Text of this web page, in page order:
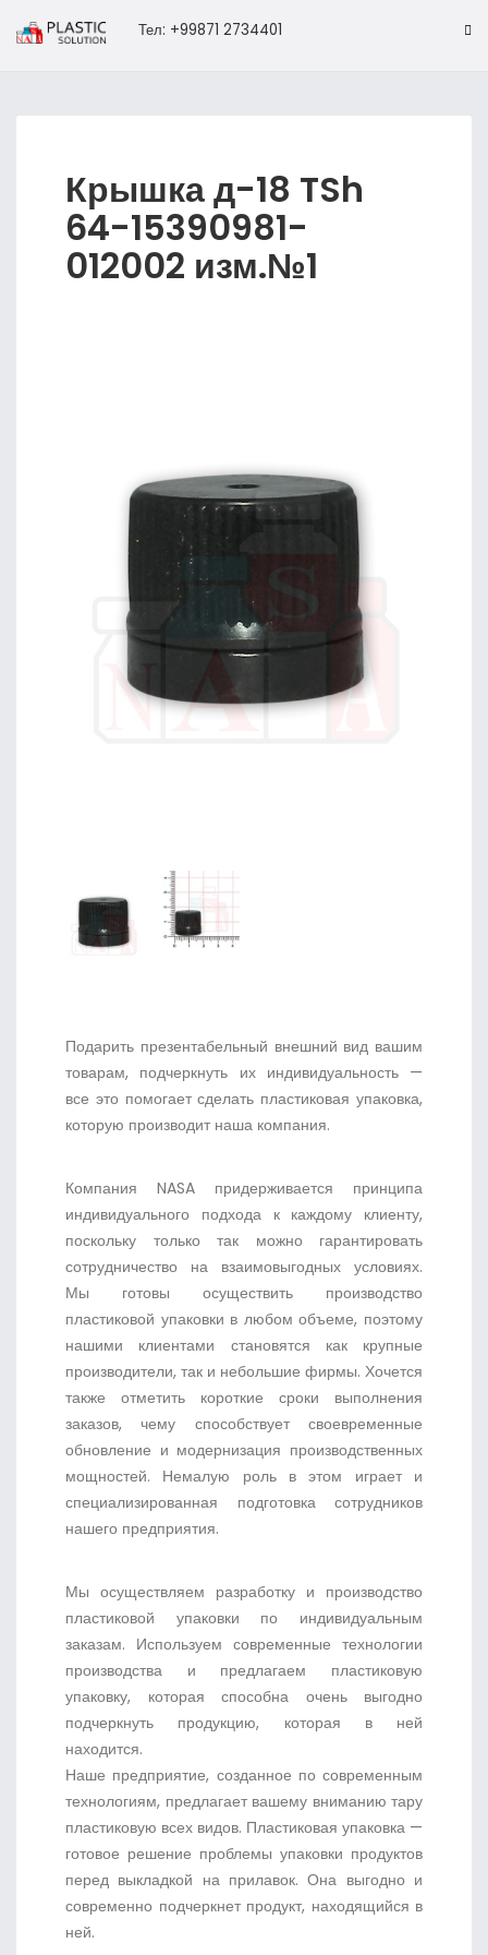
Тел: +99871 2734401
Крышка д-18 TSh
64-15390981-
012002 изм.№1
Подарить презентабельный внешний вид вашим
товарам, подчеркнуть их индивидуальность —
все это помогает сделать пластиковая упаковка,
которую производит наша компания.
Компания NASA придерживается принципа
индивидуального подхода к каждому клиенту,
поскольку только так можно гарантировать
сотрудничество на взаимовыгодных условиях.
Мы готовы осуществить производство
пластиковой упаковки в любом объеме, поэтому
нашими клиентами становятся как крупные
производители, так и небольшие фирмы. Хочется
также отметить короткие сроки выполнения
заказов, чему способствует своевременные
обновление и модернизация производственных
мощностей. Немалую роль в этом играет и
специализированная подготовка сотрудников
нашего предприятия.
Мы осуществляем разработку и производство
пластиковой упаковки по индивидуальным
заказам. Используем современные технологии
производства и предлагаем пластиковую
упаковку, которая способна очень выгодно
подчеркнуть продукцию, которая в ней
находится.
Наше предприятие, созданное по современным
технологиям, предлагает вашему вниманию тару
пластиковую всех видов. Пластиковая упаковка —
готовое решение проблемы упаковки продуктов
перед выкладкой на прилавок. Она выгодно и
современно подчеркнет продукт, находящийся в
ней.